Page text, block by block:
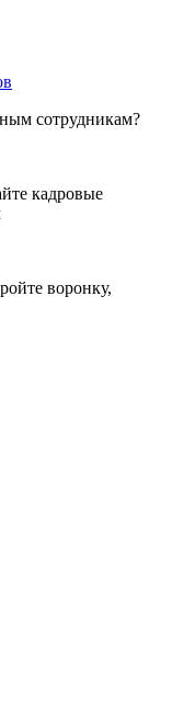
сотрудникам?
кадровые
воронку,